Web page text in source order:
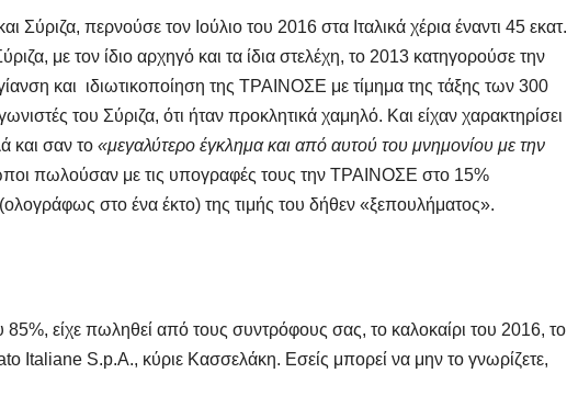
περνούσε τον Ιούλιο του 2016 στα Ιταλικά χέρια έναντι 45 εκατ.
με τον ίδιο αρχηγό και τα ίδια στελέχη, το 2013 κατηγορούσε την
και ιδιωτικοποίηση της ΤΡΑΙΝΟΣΕ με τίμημα της τάξης των 300
του Σύριζα, ότι ήταν προκλητικά χαμηλό. Και είχαν χαρακτηρίσει
και σαν το «μεγαλύτερο έγκλημα και από αυτού του μνημονίου με την
πωλούσαν με τις υπογραφές τους την ΤΡΑΙΝΟΣΕ στο 15%
στο ένα έκτο) της τιμής του δήθεν «ξεπουλήματος».
85%, είχε πωληθεί από τους συντρόφους σας, το καλοκαίρι του 2016, το
S.p.A., κύριε Κασσελάκη. Εσείς μπορεί να μην το γνωρίζετε,